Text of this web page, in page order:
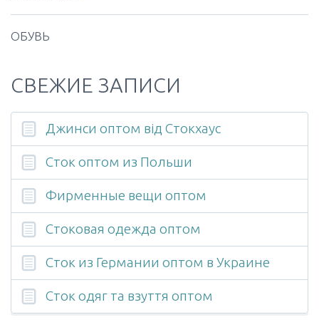
ОБУВЬ
СВЕЖИЕ ЗАПИСИ
Джинси оптом від Стокхаус
Сток оптом из Польши
Фирменные вещи оптом
Стоковая одежда оптом
Сток из Германии оптом в Украине
Cток одяг та взуття оптом